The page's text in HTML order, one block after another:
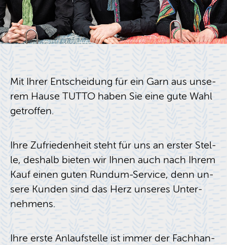
Mit Ihrer Ent­schei­dung für ein Garn aus un­se­
rem Hause TUTTO haben Sie eine gute Wahl
ge­trof­fen.
Ihre Zu­frie­den­heit steht für uns an ers­ter Stel­
le, des­halb bie­ten wir Ihnen auch nach Ihrem
Kauf einen guten Rund­um-Ser­vice, denn un­
se­re Kun­den sind das Herz un­se­res Un­ter­
neh­mens.
Ihre erste An­lauf­stel­le ist immer der Fach­han­